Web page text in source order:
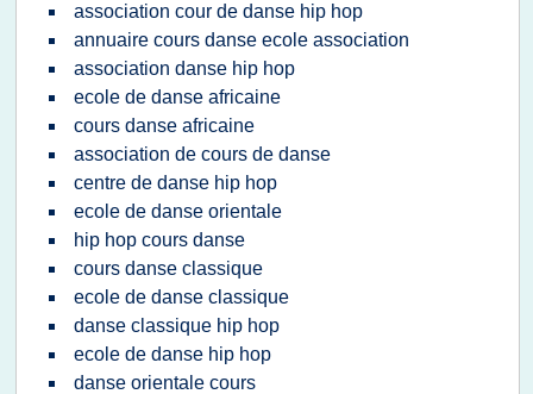
association cour de danse hip hop
annuaire cours danse ecole association
association danse hip hop
ecole de danse africaine
cours danse africaine
association de cours de danse
centre de danse hip hop
ecole de danse orientale
hip hop cours danse
cours danse classique
ecole de danse classique
danse classique hip hop
ecole de danse hip hop
danse orientale cours